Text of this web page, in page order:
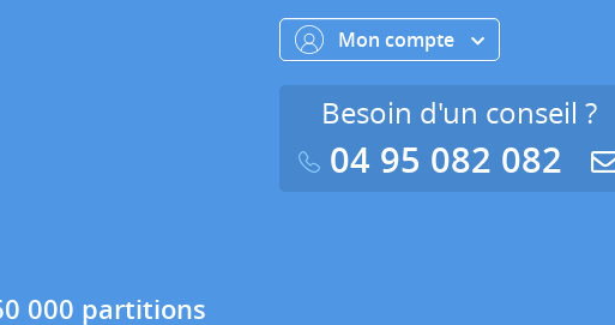
000 partitions
Mon compte
Besoin d'un conseil ?
04 95 082 082